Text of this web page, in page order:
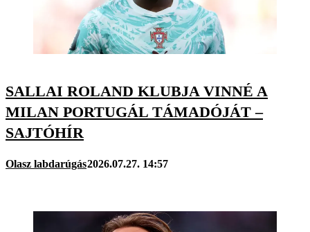
SALLAI ROLAND KLUBJA VINNÉ A
MILAN PORTUGÁL TÁMADÓJÁT –
SAJTÓHÍR
Olasz labdarúgás2026.07.27. 14:57